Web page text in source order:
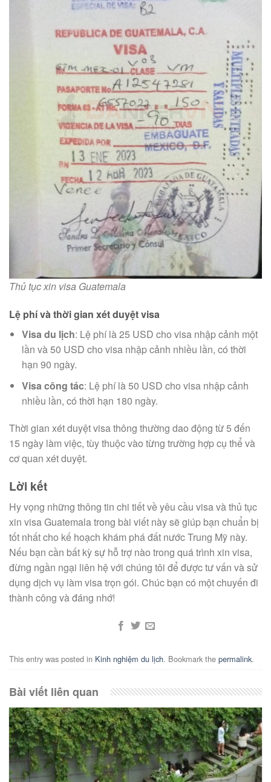
Thủ tục xin visa Guatemala
Lệ phí và thời gian xét duyệt visa
Visa du lịch: Lệ phí là 25 USD cho visa nhập cảnh một
lần và 50 USD cho visa nhập cảnh nhiều lần, có thời
hạn 90 ngày.
Visa công tác: Lệ phí là 50 USD cho visa nhập cảnh
nhiều lần, có thời hạn 180 ngày.
Thời gian xét duyệt visa thông thường dao động từ 5 đến
15 ngày làm việc, tùy thuộc vào từng trường hợp cụ thể và
cơ quan xét duyệt.
Lời kết
Hy vọng những thông tin chi tiết về yêu cầu visa và thủ tục
xin visa Guatemala trong bài viết này sẽ giúp bạn chuẩn bị
tốt nhất cho kế hoạch khám phá đất nước Trung Mỹ này.
Nếu bạn cần bất kỳ sự hỗ trợ nào trong quá trình xin visa,
đừng ngần ngại liên hệ với chúng tôi để được tư vấn và sử
dụng dịch vụ làm visa trọn gói. Chúc bạn có một chuyến đi
thành công và đáng nhớ!
This entry was posted in Kinh nghiệm du lịch. Bookmark the permalink.
Bài viết liên quan